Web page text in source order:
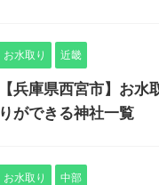
お水取り 近畿
【兵庫県西宮市】お水
りができる神社一覧
お水取り 中部